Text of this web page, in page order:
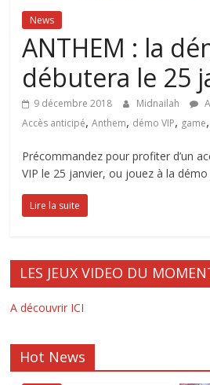
News
ANTHEM : la
débutera le 25
9 décembre 2018 Midnailah
Accès anticipé,Anthem, démo VIP, game,
Précommandez pour profiter d’un
VIP le 25 janvier, ou jouez à la
Lire la suite
LES JEUX VIDEO DU
A découvrir ICI
Hot News